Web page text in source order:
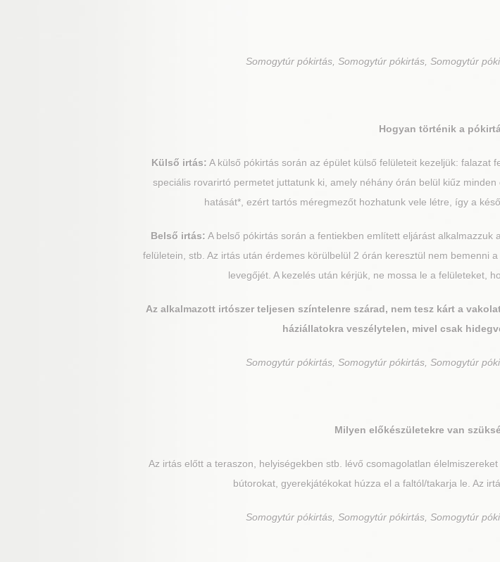
Somogytúrpókirtás, Somogytúr pókirtás, Somogytúr
Hogyan történik a
Külső irtás: A külső pókirtás során az épület külső felületeit kezeljük:
speciális rovarirtó permetet juttatunk ki, amely néhány órán belül kiűz
hatását*, ezért tartós méregmezőt hozhatunk vele létre, így a
Belső irtás: A belső pókirtás során a fentiekben említett eljárást
felületein, stb. Az irtás után érdemes körülbelül 2 órán keresztül nem bemenni
levegőjét. A kezelés után kérjük, ne mossa le a felületeket,
Az alkalmazott irtószer teljesen színtelenre szárad, nem tesz kárt a
háziállatokra veszélytelen, mivel csak
Somogytúrpókirtás, Somogytúr pókirtás, Somogytúr
Milyen előkészületekre van
Az irtás előtt a teraszon, helyiségekben stb. lévő csomagolatlan
bútorokat, gyerekjátékokat húzza el a faltól/takarja le. Az
Somogytúrpókirtás, Somogytúr pókirtás, Somogytúr